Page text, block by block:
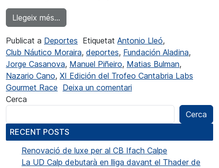
Llegeix més…
Publicat a Deportes Etiquetat Antonio Lleó,
Club Náutico Moraira, deportes, Fundación Aladina,
Jorge Casanova, Manuel Piñeiro, Matias Bulman,
Nazario Cano, XI Edición del Trofeo Cantabria Labs
Gourmet Race Deixa un comentari
Cerca
Cerca
RECENT POSTS
Renovació de luxe per al CB Ifach Calpe
La UD Calp debutarà en lliga davant el Thader de